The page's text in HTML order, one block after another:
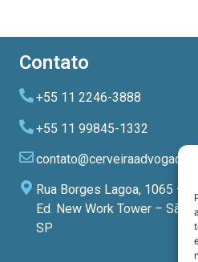
Contato
+55 11 2246-3888
+55 11 99845-1332
Rua Borges Lagoa, 1065 – 3º
Ed. New Work Tower – São
SP